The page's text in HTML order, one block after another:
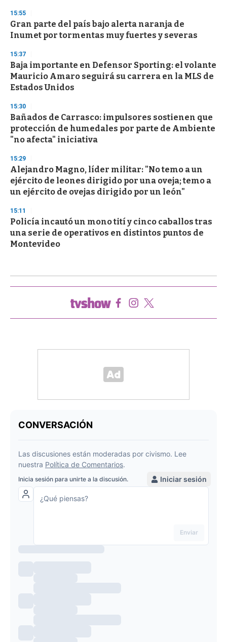
15:55
Gran parte del país bajo alerta naranja de
Inumet por tormentas muy fuertes y severas
15:37
Baja importante en Defensor Sporting: el volante
Mauricio Amaro seguirá su carrera en la MLS de
Estados Unidos
15:30
Bañados de Carrasco: impulsores sostienen que
protección de humedales por parte de Ambiente
"no afecta" iniciativa
15:29
Alejandro Magno, líder militar: "No temo a un
ejército de leones dirigido por una oveja; temo a
un ejército de ovejas dirigido por un león"
15:11
Policía incautó un mono tití y cinco caballos tras
una serie de operativos en distintos puntos de
Montevideo